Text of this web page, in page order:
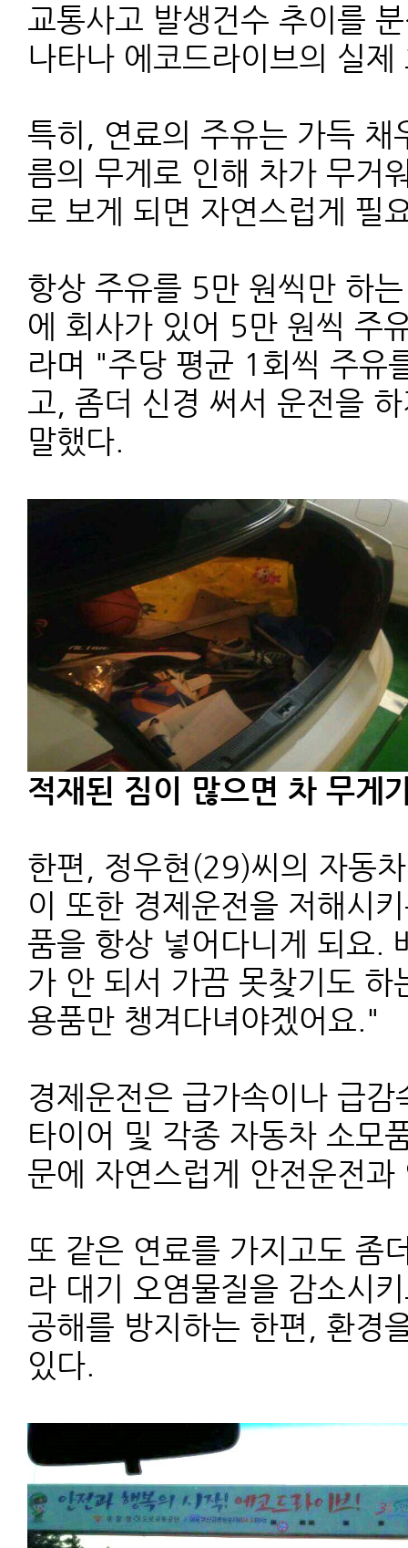
교통사고 발생건수 추이를
나타나 에코드라이브의 실
특히, 연료의 주유는 가득
름의 무게로 인해 차가 무거
로 보게 되면 자연스럽게 필
항상 주유를 5만 원씩만 하
에 회사가 있어 5만 원씩 주
라며 "주당 평균 1회씩 주유
고, 좀더 신경 써서 운전을
말했다.
적재된 짐이 많으면 차 무게
한편, 정우현(29)씨의 자동
이 또한 경제운전을 저해시
품을 항상 넣어다니게 되요.
가 안 되서 가끔 못찾기도
용품만 챙겨다녀야겠어요."
경제운전은 급가속이나 급
타이어 및 각종 자동차 소모
문에 자연스럽게 안전운전과
또 같은 연료를 가지고도 좀
라 대기 오염물질을 감소시
공해를 방지하는 한편, 환경
있다.